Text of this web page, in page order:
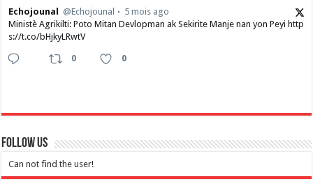
Echojounal @Echojounal
5 mois ago
Ministè Agrikilti: Poto Mitan Devlopman ak Sekirite Manje nan yon Peyi http
s://t.co/bHjkyLRwtV
0 0
Follow Us
Can not find the user!